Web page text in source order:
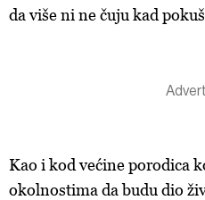
da više ni ne čuju kad
Kao i kod većine porodica
okolnostima da budu dio